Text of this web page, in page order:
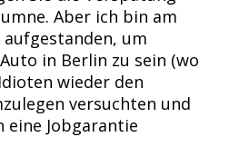
Aber ich bin am
um
in Berlin zu sein (wo
wieder den
versuchten und
eine Jobgarantie